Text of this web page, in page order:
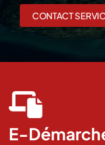
CONTACT
file
E-